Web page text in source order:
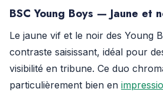
BSC Young Boys — Jaune et
Le jaune vif et le noir des Young
contraste saisissant, idéal pour
visibilité en tribune. Ce duo
particulièrement bien en